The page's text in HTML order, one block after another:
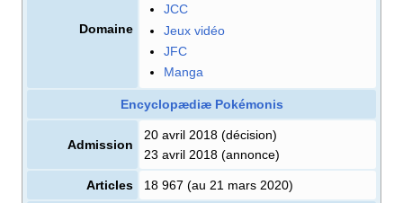
Domaine
JCC
Jeux vidéo
JFC
Manga
Encyclopædiæ Pokémonis
Admission
20 avril 2018 (décision)
23 avril 2018 (annonce)
Articles 18 967 (au 21 mars 2020)